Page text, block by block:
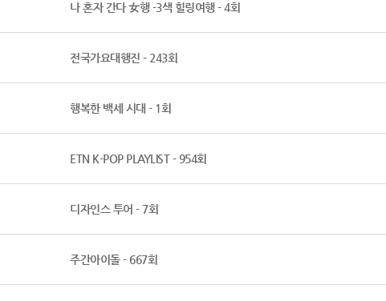
나 혼자 간다 女행 -3색 힐링여행 - 4회
전국가요대행진 - 243회
행복한 백세 시대 - 1회
ETN K-POP PLAYLIST - 954회
디자인스 투어 - 7회
주간아이돌 - 667회